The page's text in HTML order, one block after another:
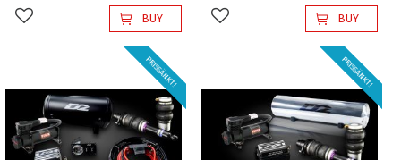
Add to favorites BUY Add to favorites BUY
PRISSÄNKT! PRISSÄNKT!